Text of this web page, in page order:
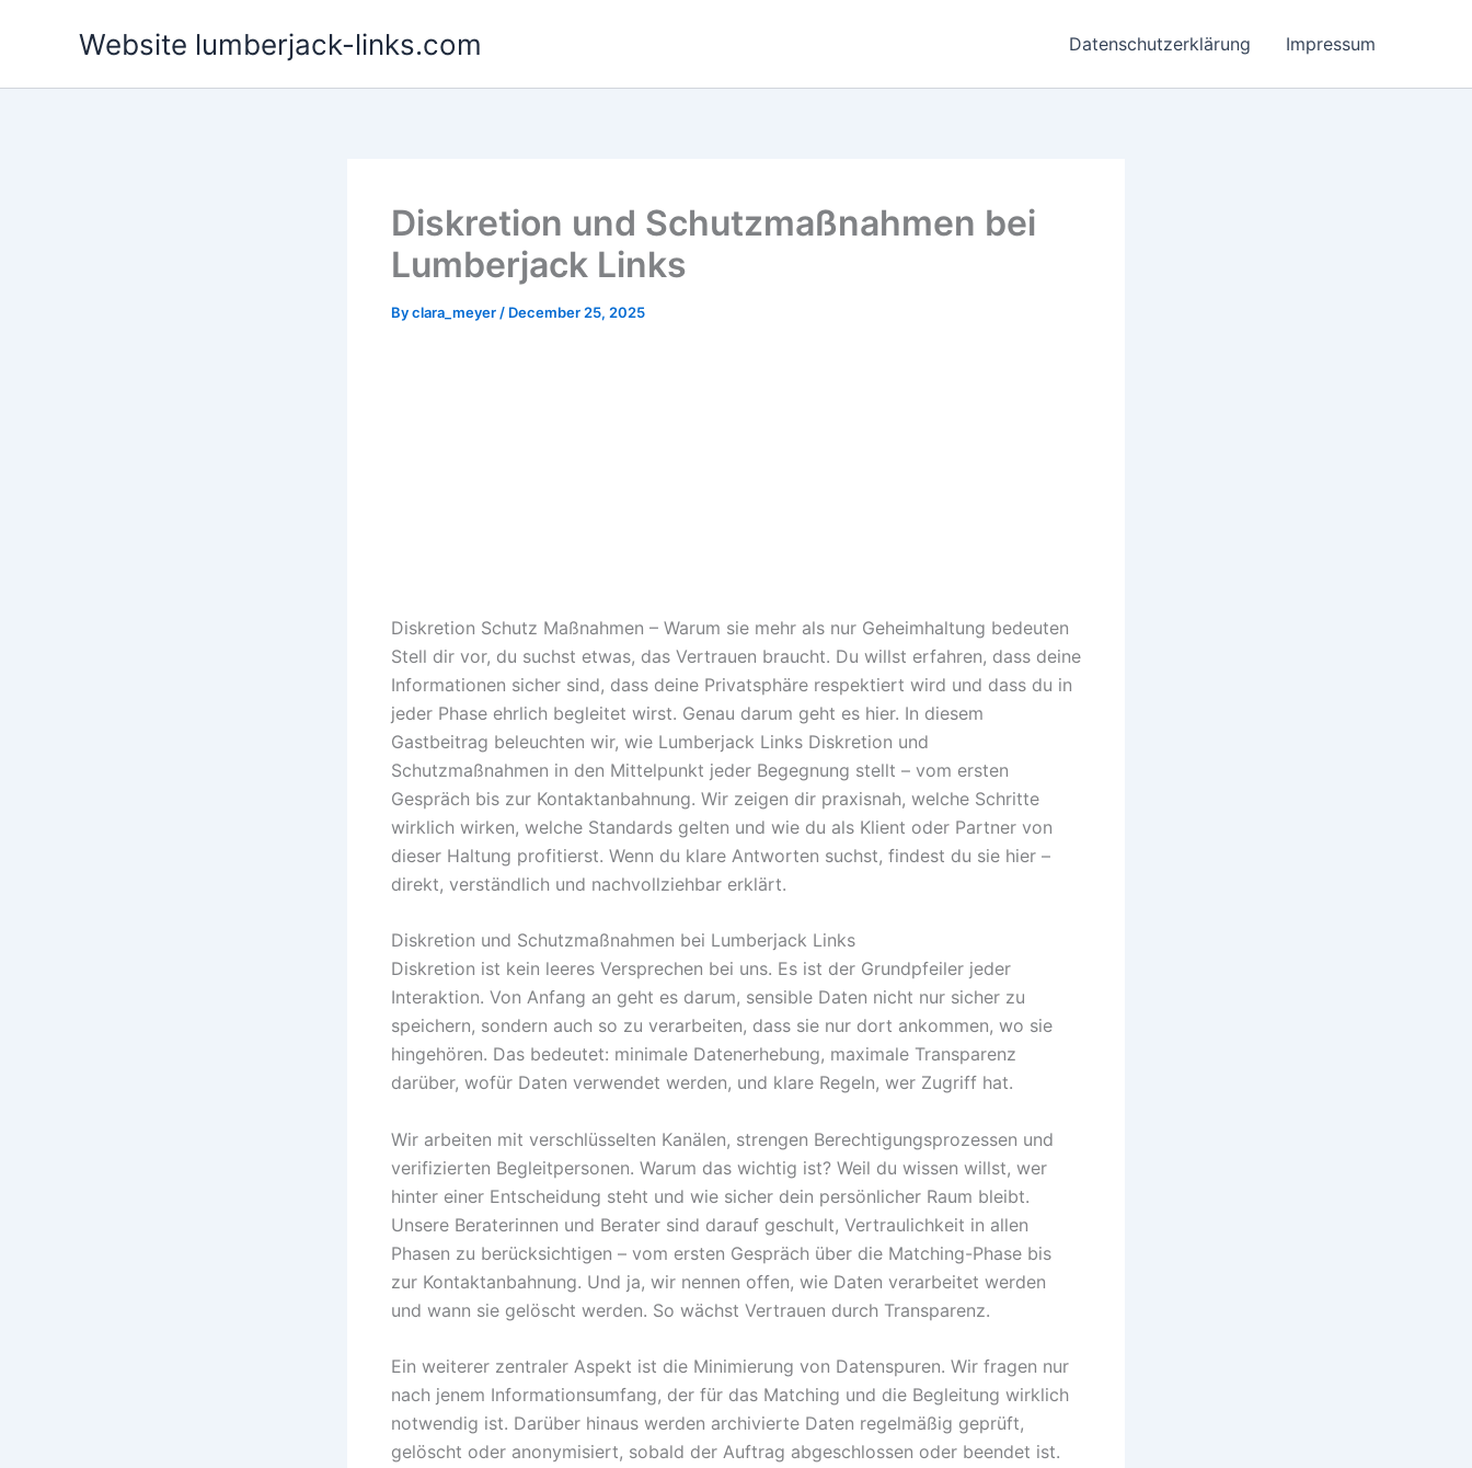
Website lumberjack-links.com Datenschutzerklärung Impressum
Diskretion und Schutzmaßnahmen bei
Lumberjack Links
Byclara_meyer / December 25, 2025
Diskretion Schutz Maßnahmen – Warum sie mehr als nur Geheimhaltung bedeuten
Stell dir vor, du suchst etwas, das Vertrauen braucht. Du willst erfahren, dass deine
Informationen sicher sind, dass deine Privatsphäre respektiert wird und dass du in
jeder Phase ehrlich begleitet wirst. Genau darum geht es hier. In diesem
Gastbeitrag beleuchten wir, wie Lumberjack Links Diskretion und
Schutzmaßnahmen in den Mittelpunkt jeder Begegnung stellt – vom ersten
Gespräch bis zur Kontaktanbahnung. Wir zeigen dir praxisnah, welche Schritte
wirklich wirken, welche Standards gelten und wie du als Klient oder Partner von
dieser Haltung profitierst. Wenn du klare Antworten suchst, findest du sie hier –
direkt, verständlich und nachvollziehbar erklärt.
Diskretion und Schutzmaßnahmen bei Lumberjack Links
Diskretion ist kein leeres Versprechen bei uns. Es ist der Grundpfeiler jeder
Interaktion. Von Anfang an geht es darum, sensible Daten nicht nur sicher zu
speichern, sondern auch so zu verarbeiten, dass sie nur dort ankommen, wo sie
hingehören. Das bedeutet: minimale Datenerhebung, maximale Transparenz
darüber, wofür Daten verwendet werden, und klare Regeln, wer Zugriff hat.
Wir arbeiten mit verschlüsselten Kanälen, strengen Berechtigungsprozessen und
verifizierten Begleitpersonen. Warum das wichtig ist? Weil du wissen willst, wer
hinter einer Entscheidung steht und wie sicher dein persönlicher Raum bleibt.
Unsere Beraterinnen und Berater sind darauf geschult, Vertraulichkeit in allen
Phasen zu berücksichtigen – vom ersten Gespräch über die Matching-Phase bis
zur Kontaktanbahnung. Und ja, wir nennen offen, wie Daten verarbeitet werden
und wann sie gelöscht werden. So wächst Vertrauen durch Transparenz.
Ein weiterer zentraler Aspekt ist die Minimierung von Datenspuren. Wir fragen nur
nach jenem Informationsumfang, der für das Matching und die Begleitung wirklich
notwendig ist. Darüber hinaus werden archivierte Daten regelmäßig geprüft,
gelöscht oder anonymisiert, sobald der Auftrag abgeschlossen oder beendet ist.